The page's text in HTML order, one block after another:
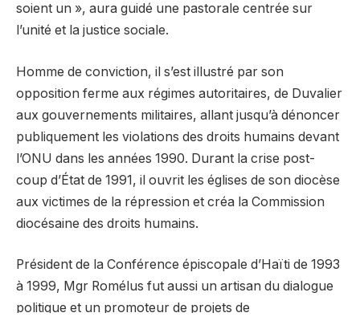
soient un », aura guidé une pastorale centrée sur
l’unité et la justice sociale.
Homme de conviction, il s’est illustré par son
opposition ferme aux régimes autoritaires, de Duvalier
aux gouvernements militaires, allant jusqu’à dénoncer
publiquement les violations des droits humains devant
l’ONU dans les années 1990. Durant la crise post-
coup d’État de 1991, il ouvrit les églises de son diocèse
aux victimes de la répression et créa la Commission
diocésaine des droits humains.
Président de la Conférence épiscopale d’Haïti de 1993
à 1999, Mgr Romélus fut aussi un artisan du dialogue
politique et un promoteur de projets de